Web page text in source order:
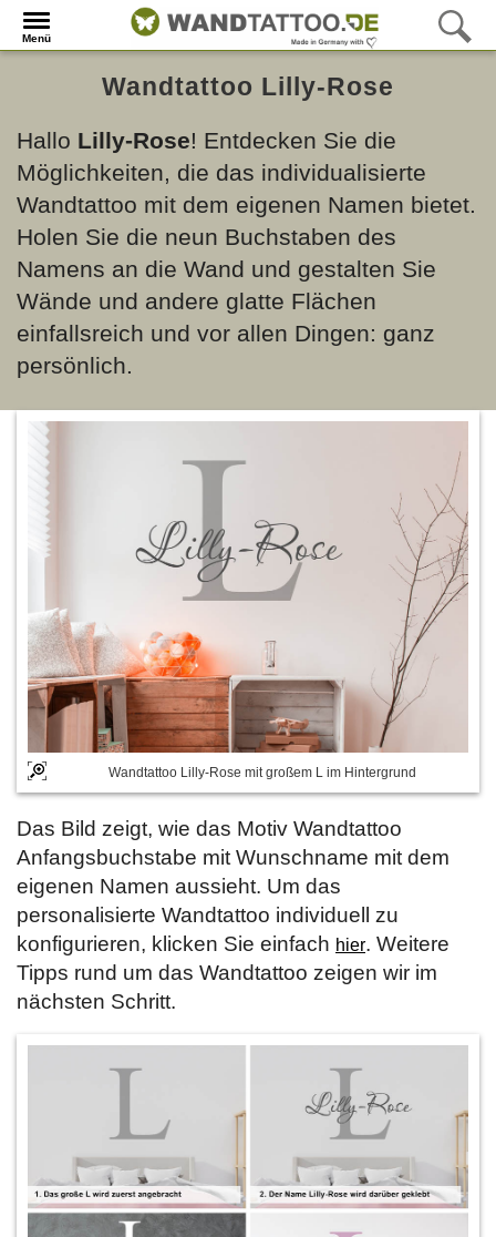
Menü
Wandtattoo Lilly-Rose
Hallo Lilly-Rose! Entdecken Sie die
Möglichkeiten, die das individualisierte
Wandtattoo mit dem eigenen Namen bietet.
Holen Sie die neun Buchstaben des
Namens an die Wand und gestalten Sie
Wände und andere glatte Flächen
einfallsreich und vor allen Dingen: ganz
persönlich.
Wandtattoo Lilly-Rose mit großem L im Hintergrund
Das Bild zeigt, wie das Motiv Wandtattoo
Anfangsbuchstabe mit Wunschname mit dem
eigenen Namen aussieht. Um das
personalisierte Wandtattoo individuell zu
konfigurieren, klicken Sie einfach hier. Weitere
Tipps rund um das Wandtattoo zeigen wir im
nächsten Schritt.